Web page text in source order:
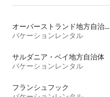
オーバーストランド地方自治体
バケーションレンタル
サルダニア・ベイ地方自治体
バケーションレンタル
フランシュフック